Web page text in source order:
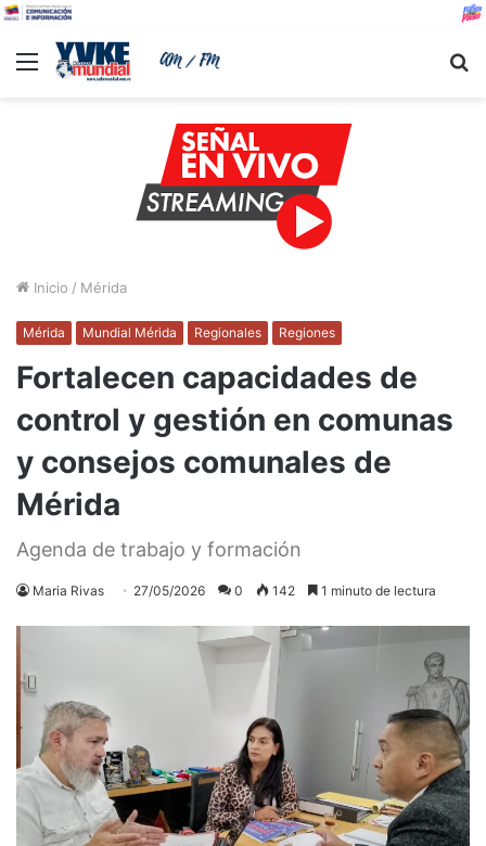
Menu
Inicio / Mérida
Mérida Mundial Mérida Regionales Regiones
Fortalecen capacidades de
control y gestión en comunas
y consejos comunales de
Mérida
Agenda de trabajo y formación
Maria Rivas 27/05/2026 0 142 1 minuto de lectura